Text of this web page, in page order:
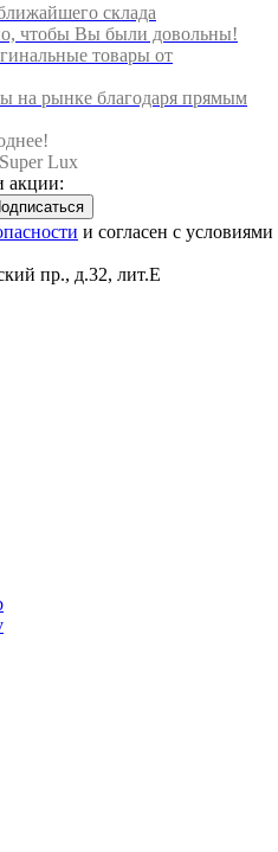
склада
чтобы Вы были довольны!
товары от
на рынке благодаря прямым
Lux
акции:
и согласен с условиями
пр., д.32, лит.Е